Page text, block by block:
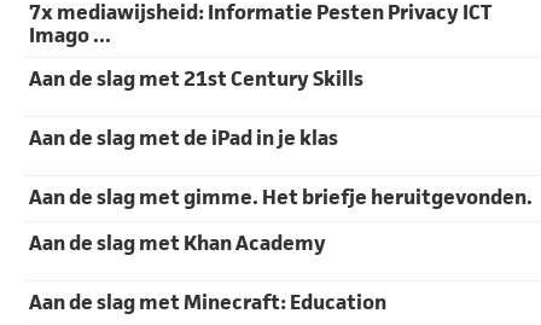
7x mediawijsheid: Informatie Pesten Privacy ICT
Imago ...
Aan de slag met 21st Century Skills
Aan de slag met de iPad in je klas
Aan de slag met gimme. Het briefje heruitgevonden.
Aan de slag met Khan Academy
Aan de slag met Minecraft: Education